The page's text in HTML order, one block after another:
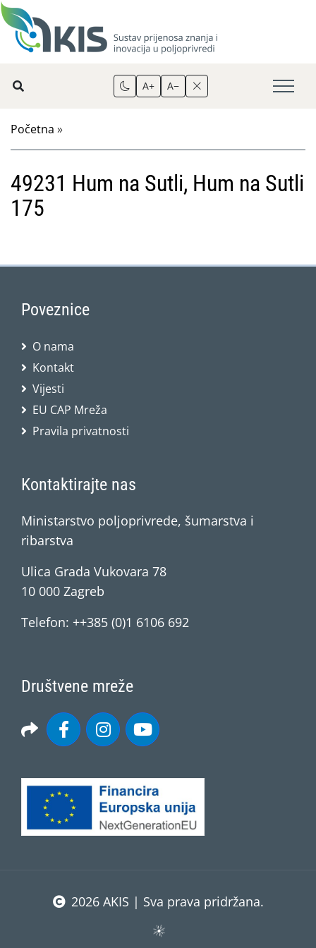
A+ A−
Početna »
49231 Hum na Sutli, Hum na Sutli
175
Poveznice
O nama
Kontakt
Vijesti
EU CAP Mreža
Pravila privatnosti
Kontaktirajte nas
Ministarstvo poljoprivrede, šumarstva i
ribarstva
Ulica Grada Vukovara 78
10 000 Zagreb
Telefon: ++385 (0)1 6106 692
Društvene mreže
2026 AKIS | Sva prava pridržana.